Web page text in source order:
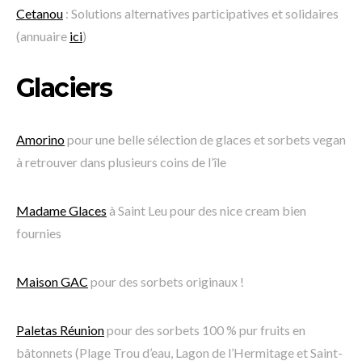
Cetanou : Solutions alternatives participatives et solidaires
(annuaire ici)
Glaciers
Amorinopour une belle sélection de glaces et sorbets vegan
à retrouver dans plusieurs coins de l’île
Madame Glaces à Saint Leu pour des nice cream bien
fournies
Maison GAC pour des sorbets originaux !
Paletas Réunionpour des sorbets 100 % pur fruits en
bâtonnets (Plage Trou d’eau, Lagon de l’Hermitage et Saint-